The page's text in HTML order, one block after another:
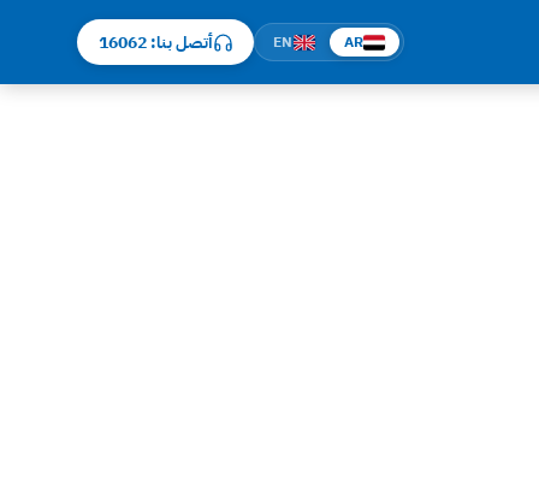
AR
EN أتصل بنا: 16062